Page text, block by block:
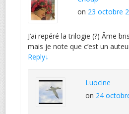
on 23 octobre
J’ai repéré la trilogie (?) Âme
mais je note que c’est un
Reply↓
Luocine
on 24